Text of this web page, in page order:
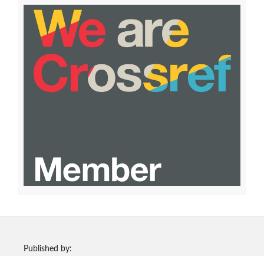
Published by: